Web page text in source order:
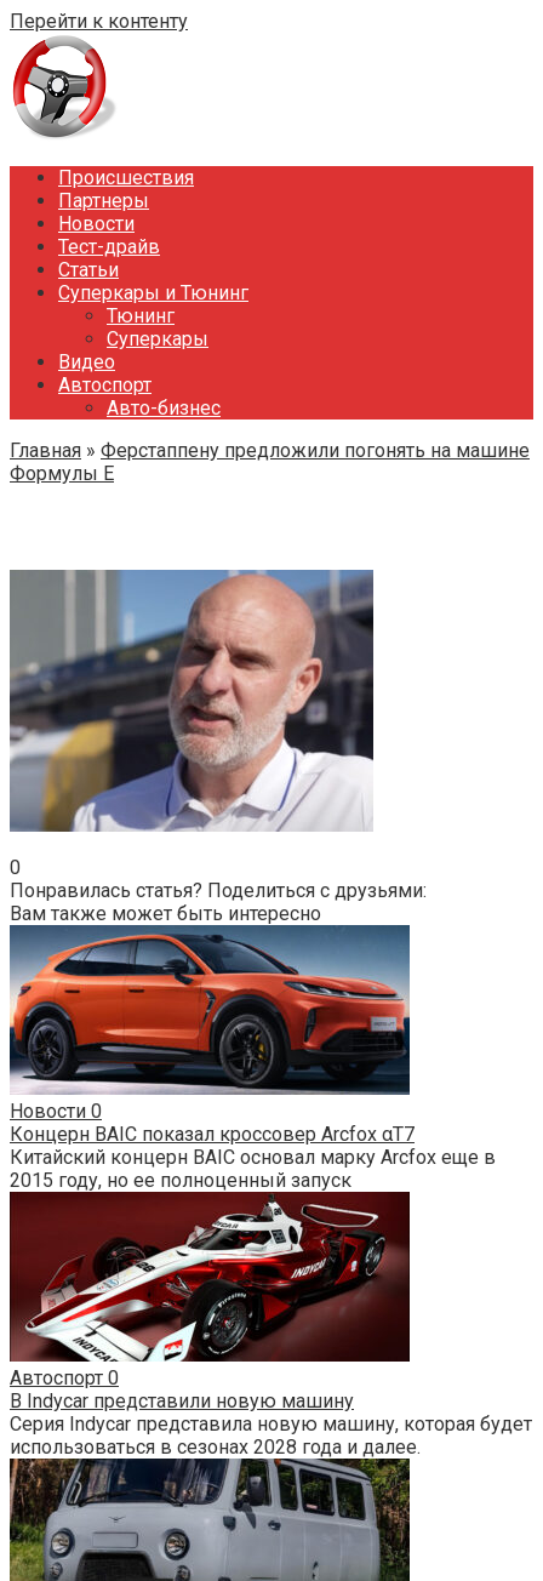
Перейти к контенту
Происшествия
Партнеры
Новости
Тест-драйв
Статьи
Суперкары и Тюнинг
Тюнинг
Суперкары
Видео
Автоспорт
Авто-бизнес
Главная » Ферстаппену предложили погонять на машине
Формулы E
0
Понравилась статья? Поделиться с друзьями:
Вам также может быть интересно
Новости 0
Концерн BAIC показал кроссовер Arcfox αT7
Китайский концерн BAIC основал марку Arcfox еще в
2015 году, но ее полноценный запуск
Автоспорт 0
В Indycar представили новую машину
Серия Indycar представила новую машину, которая будет
использоваться в сезонах 2028 года и далее.